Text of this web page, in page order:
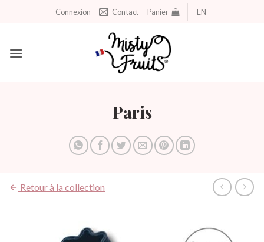
Connexion Contact Panier EN
Paris
Retour à la collection